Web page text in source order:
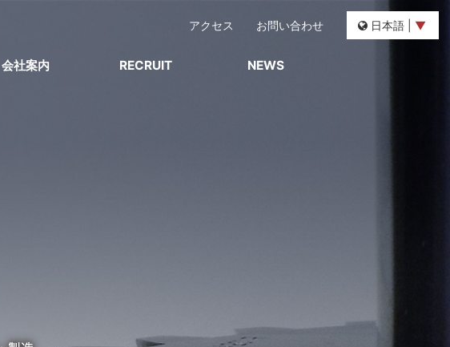
日本語 | ▼
アクセス お問い合わせ
会社案内 RECRUIT NEWS